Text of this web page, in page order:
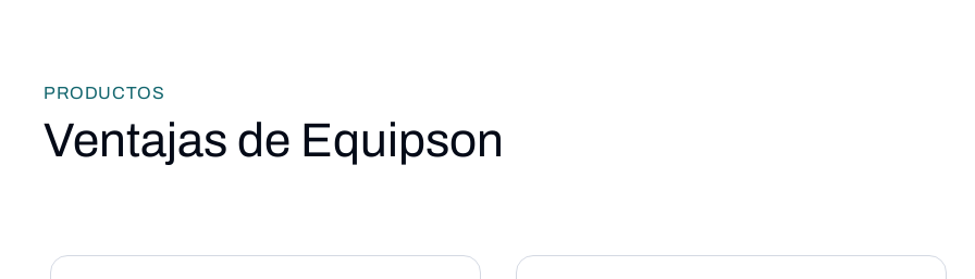
PRODUCTOS
Ventajas de Equipson